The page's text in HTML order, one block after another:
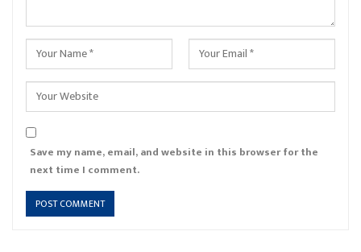
Save my name, email, and website in this browser for the
next time I comment.